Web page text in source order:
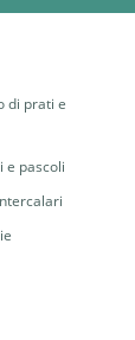
di prati e
e pascoli